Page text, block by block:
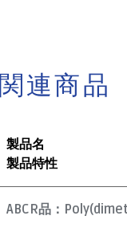
関連商品
製品名
製品特性
ABCR品：